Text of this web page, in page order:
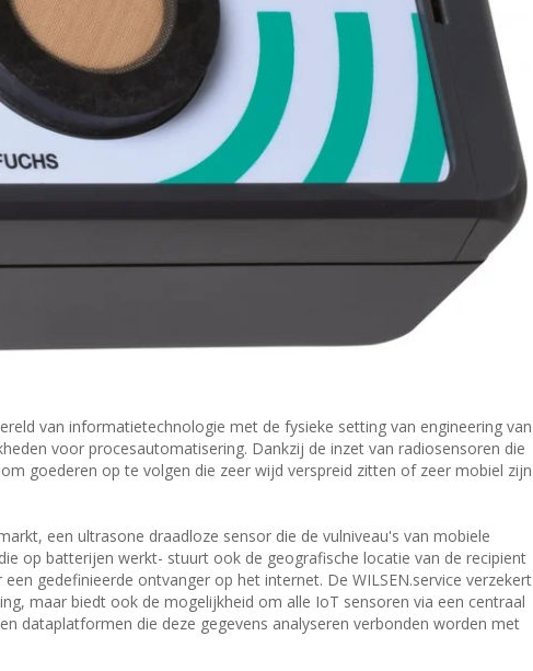
van informatietechnologie met de fysieke setting van engineering van
voor procesautomatisering. Dankzij de inzet van radiosensoren die
goederen op te volgen die zeer wijd verspreid zitten of zeer mobiel zijn
een ultrasone draadloze sensor die de vulniveau's van mobiele
op batterijen werkt- stuurt ook de geografische locatie van de recipient
gedefinieerde ontvanger op het internet. De WILSEN.service verzekert
maar biedt ook de mogelijkheid om alle IoT sensoren via een centraal
dataplatformen die deze gegevens analyseren verbonden worden met